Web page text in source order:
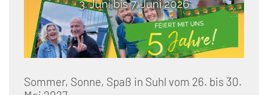
Sommer, Sonne, Spaß in Suhl vom 26. bis 30.